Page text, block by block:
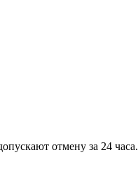
отмену за 24 часа.